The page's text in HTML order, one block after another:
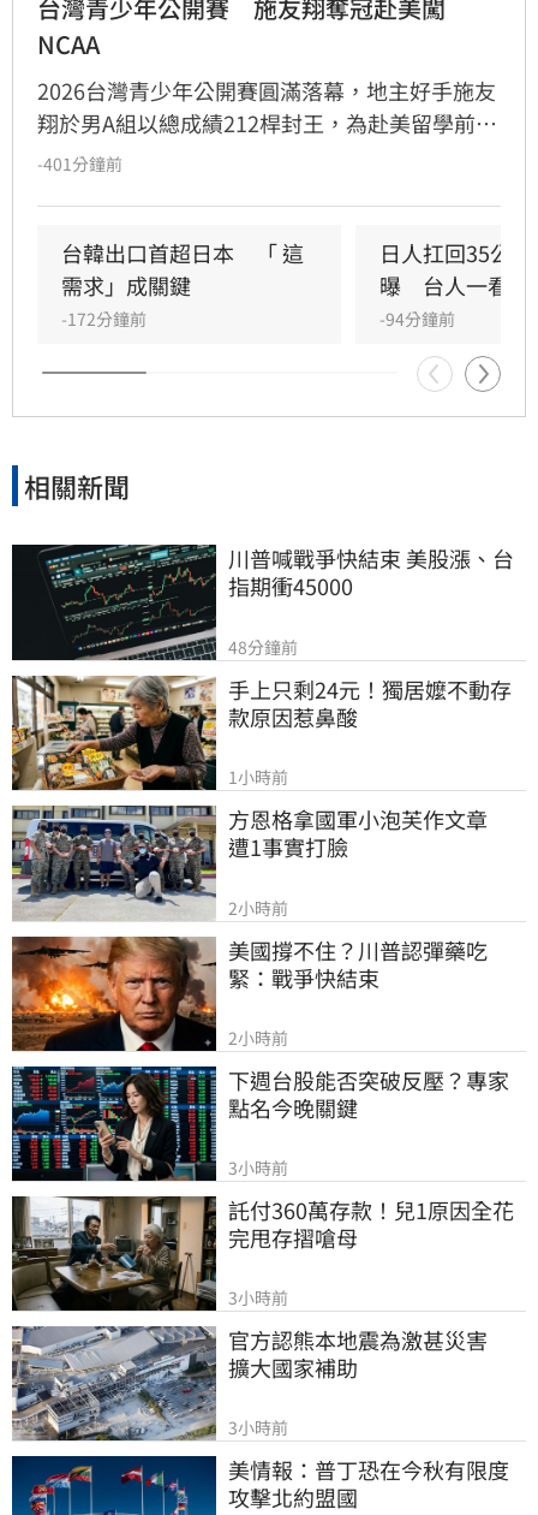
台灣青少年公開賽　施友翔奪冠赴美闖
NCAA
2026台灣青少年公開賽圓滿落幕，地主好手施友
翔於男A組以總成績212桿封王，為赴美留學前留
下完美句點。本屆賽事日本選手表現亮眼，橫掃
堃祐亦在男D組奪冠。此外，女B組經歷激烈延長
賽，最終由日本清水陽菜勝出。
-401分鐘前
台韓出口首超日本　「 這
需求」成關鍵
-172分鐘前
日人扛回35公
曝　台人一看：
-94分鐘前
相關新聞
川普喊戰爭快結束 美股漲、台
指期衝45000
48分鐘前
手上只剩24元！獨居嬤不動存
款原因惹鼻酸
1小時前
方恩格拿國軍小泡芙作文章
遭1事實打臉
2小時前
美國撐不住？川普認彈藥吃
緊：戰爭快結束
2小時前
下週台股能否突破反壓？專家
點名今晚關鍵
3小時前
託付360萬存款！兒1原因全花
完甩存摺嗆母
3小時前
官方認熊本地震為激甚災害
擴大國家補助
3小時前
美情報：普丁恐在今秋有限度
攻擊北約盟國